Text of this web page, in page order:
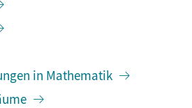
in Mathematik